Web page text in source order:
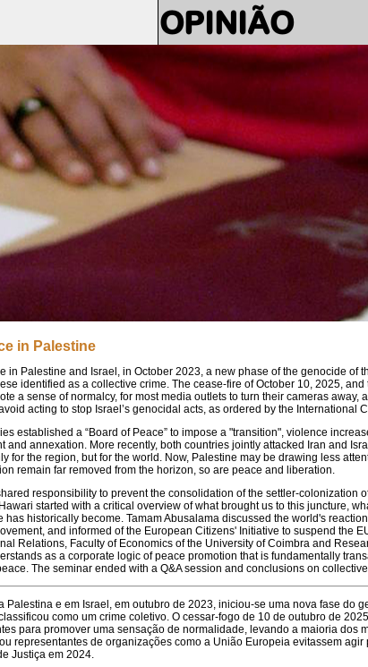
OPINIÃO
in Palestine
in Palestine and Israel, in October 2023, a new phase of the genocide of
identified as a collective crime. The cease-fire of October 10, 2025,
a sense of normalcy, for most media outlets to turn their cameras away,
acting to stop Israel’s genocidal acts, as ordered by the International
established a “Board of Peace” to impose a "transition", violence
annexation. More recently, both countries jointly attacked Iran and
for the region, but for the world. Now, Palestine may be drawing less
remain far removed from the horizon, so are peace and liberation.
responsibility to prevent the consolidation of the settler-colonization
started with a critical overview of what brought us to this juncture,
historically become. Tamam Abusalama discussed the world's
and informed of the European Citizens' Initiative to suspend the
Relations, Faculty of Economics of the University of Coimbra and
as a corporate logic of peace promotion that is fundamentally
The seminar ended with a Q&A session and conclusions on
e em Israel, em outubro de 2023, iniciou-se uma nova fase do
como um crime coletivo. O cessar-fogo de 10 de outubro de
para promover uma sensação de normalidade, levando a maioria dos
representantes de organizações como a União Europeia evitassem
Justiça em 2024.